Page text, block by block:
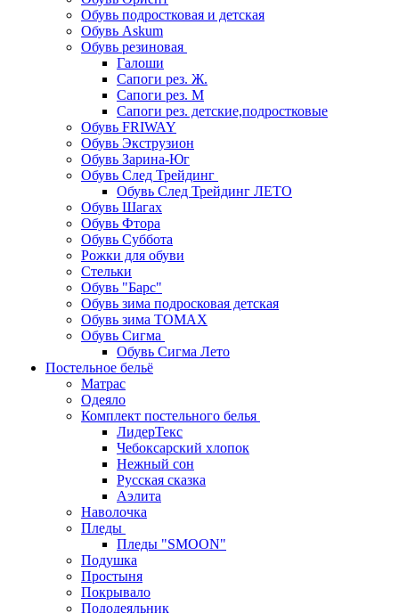
Обувь подростковая и детская
Обувь Askum
Обувь резиновая
Галоши
Сапоги рез. Ж.
Сапоги рез. М
Сапоги рез. детские,подростковые
Обувь FRIWAY
Обувь Экструзион
Обувь Зарина-Юг
Обувь След Трейдинг
Обувь След Трейдинг ЛЕТО
Обувь Шагах
Обувь Фтора
Обувь Суббота
Рожки для обуви
Стельки
Обувь "Барс"
Обувь зима подросковая детская
Обувь зима ТОМАХ
Обувь Сигма
Обувь Сигма Лето
Постельное бельё
Матрас
Одеяло
Комплект постельного белья
ЛидерТекс
Чебоксарский хлопок
Нежный сон
Русская сказка
Аэлита
Наволочка
Пледы
Пледы "SMOON"
Подушка
Простыня
Покрывало
Пододеяльник